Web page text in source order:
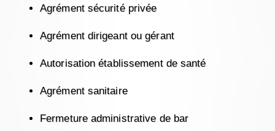
Agrément sécurité privée
Agrément dirigeant ou gérant
Autorisation établissement de santé
Agrément sanitaire
Fermeture administrative de bar